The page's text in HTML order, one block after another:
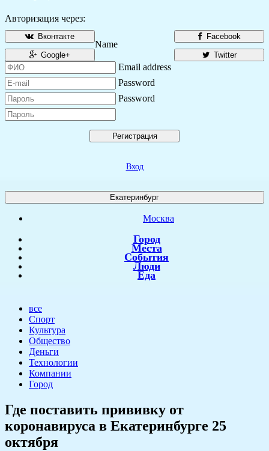
Авторизация через:
Facebook
Вконтакте
Twitter
Google+
Name
Email address
Password
Password
Регистрация
Вход
Екатеринбург
Москва
Город
Места
События
Люди
Еда
все
Спорт
Культура
Общество
Деньги
Технологии
Компании
Город
Где поставить прививку от
коронавируса в Екатеринбурге 25
октября